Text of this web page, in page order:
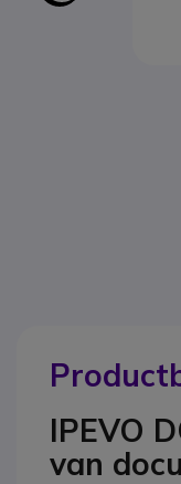
IPEVO
van